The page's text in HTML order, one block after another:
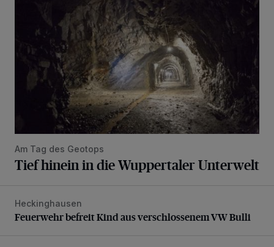
Am Tag des Geotops
Tief hinein in die Wuppertaler Unterwelt
Feuerwehr befreit Kind aus verschlossenem VW Bulli
Heckinghausen
Feuerwehr befreit Kind aus verschlossenem VW Bulli